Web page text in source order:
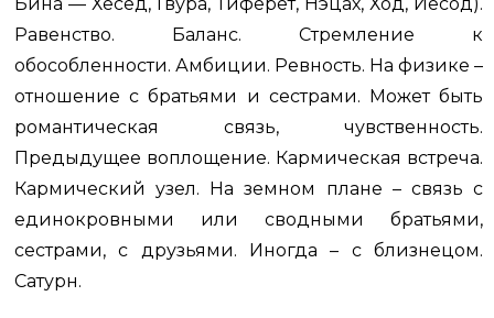
Равенство. Баланс. Стремление к
обособленности. Амбиции. Ревность. На физике –
отношение с братьями и сестрами. Может быть
романтическая связь, чувственность.
Предыдущее воплощение. Кармическая встреча.
Кармический узел. На земном плане – связь с
единокровными или сводными братьями,
сестрами, с друзьями. Иногда – с близнецом.
Сатурн.